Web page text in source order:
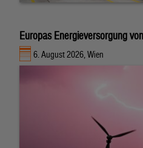
Europas Energieversorgung
6. August 2026, Wien